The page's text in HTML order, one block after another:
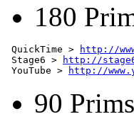
180
QuickTime >
http://
Stage6 >
http://
YouTube >
http://
90